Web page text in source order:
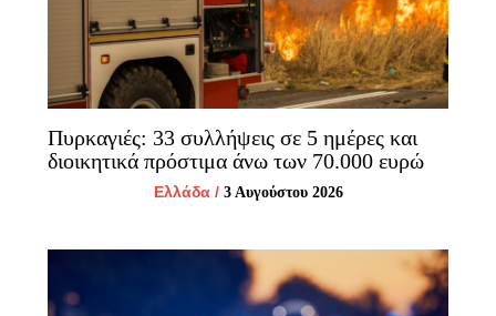
Πυρκαγιές: 33 συλλήψεις σε 5 ημέρες και
διοικητικά πρόστιμα άνω των 70.000 ευρώ
Ελλάδα/ 3 Αυγούστου 2026